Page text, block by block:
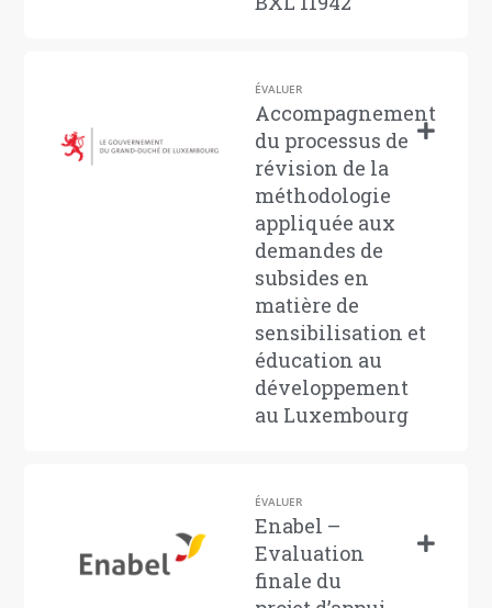
ÉVALUER
Accompagnement
du processus de
révision de la
méthodologie
appliquée aux
demandes de
subsides en
matière de
sensibilisation et
éducation au
développement
au Luxembourg
ÉVALUER
Enabel –
Evaluation
finale du